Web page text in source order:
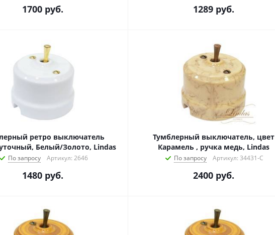
1700 руб. 1289 руб.
ретро выключатель
Белый/Золото, Lindas
По запросу Артикул: 2646
1480 руб.
Тумблерный выключатель, цвет
Карамель , ручка медь, Lindas
По запросу Артикул: 34431-C
2400 руб.